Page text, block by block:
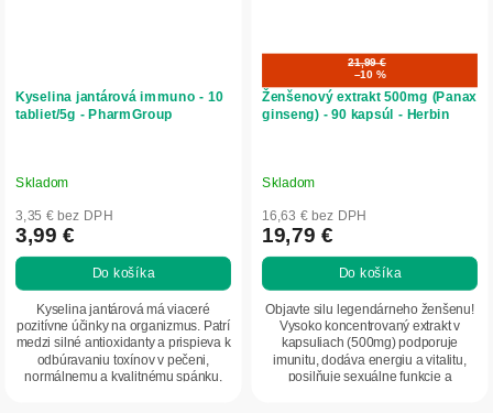
Kyselina jantárová immuno - 10
tabliet/5g - PharmGroup
Skladom
3,35 € bez DPH
3,99 €
Do košíka
Kyselina jantárová má viaceré
pozitívne účinky na organizmus. Patrí
medzi silné antioxidanty a prispieva k
odbúravaniu toxínov v pečeni,
normálnemu a kvalitnému spánku,
21,99 €
–10 %
Ženšenový extrakt 500mg (Panax
ginseng) - 90 kapsúl - Herbin
Skladom
16,63 € bez DPH
19,79 €
Do košíka
Objavte silu legendárneho ženšenu!
Vysoko koncentrovaný extrakt v
kapsuliach (500mg) podporuje
imunitu, dodáva energiu a vitalitu,
posilňuje sexuálne funkcie a